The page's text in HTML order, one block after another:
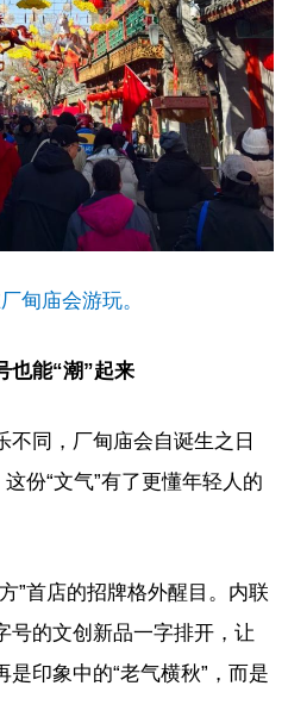
甸庙会游玩。
也能“潮”起来
不同，厂甸庙会自诞生之日
份“文气”有了更懂年轻人的
”首店的招牌格外醒目。内联
号的文创新品一字排开，让
是印象中的“老气横秋”，而是